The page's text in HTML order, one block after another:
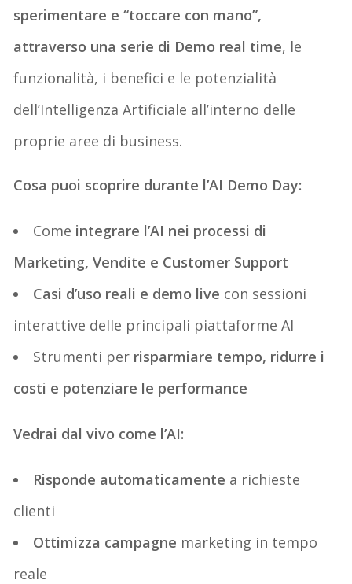
sperimentare e “toccare con mano”,
attraverso una serie di Demo real time, le
funzionalità, i benefici e le potenzialità
dell’Intelligenza Artificiale all’interno delle
proprie aree di business.
Cosa puoi scoprire durante l’AI Demo Day:
Come integrare l’AI nei processi di
Marketing, Vendite e Customer Support
Casi d’uso reali e demo live con sessioni
interattive delle principali piattaforme AI
Strumenti per risparmiare tempo, ridurre i
costi e potenziare le performance
Vedrai dal vivo come l’AI:
Risponde automaticamente a richieste
clienti
Ottimizza campagne marketing in tempo
reale